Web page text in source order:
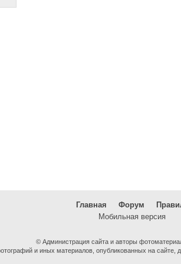
Главная Форум
Мобильная версия
© Администрация сайта и авторы
и иных материалов, опубликованных на сайте,